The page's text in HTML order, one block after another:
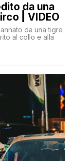
da una
| VIDEO
da una tigre
al collo e alla